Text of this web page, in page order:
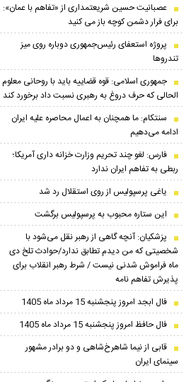
عصبانیت حسین شریعتمداری از «تفاهم با عمان»:
برای فرار دشمن کوچه باز می کنید
پروژه استعفای رئیس‌جمهوری دوباره روی میز
تندروها
جمهوری اسلامی: قوه قضاییه باید با روحانی معلوم
الحالی که حرف دروغ به رهبری نسبت داد برخورد کند
سنتکام: ما همچنان به اعمال محاصره علیه ایران
ادامه می‌دهیم
فارس: لغو چند تحریم وزارت خزانه داری آمریکا؛
ربطی به تفاهم ایران ندارد
یاغی پرسپولیس از روی استقلال رد شد
این ستاره محبوب به پرسپولیس برگشت
پزشکیان‌: آنچه گاهی از رهبر نقل می‌شود با
شخصیتی که من دیدم تطابق ندارد/حوادث تلخ دی
ماه فراموش شدنی نیست / شرط رهبر انقلاب برای
پذیرش تفاهم نامه
فال ابجد امروز پنجشنبه 15 مرداد ماه 1405
فال حافظ امروز پنجشنبه 15 مرداد ماه 1405
قابی از نیما شاهرخ‌شاهی و دو برادر مشهور
سینمای ایران